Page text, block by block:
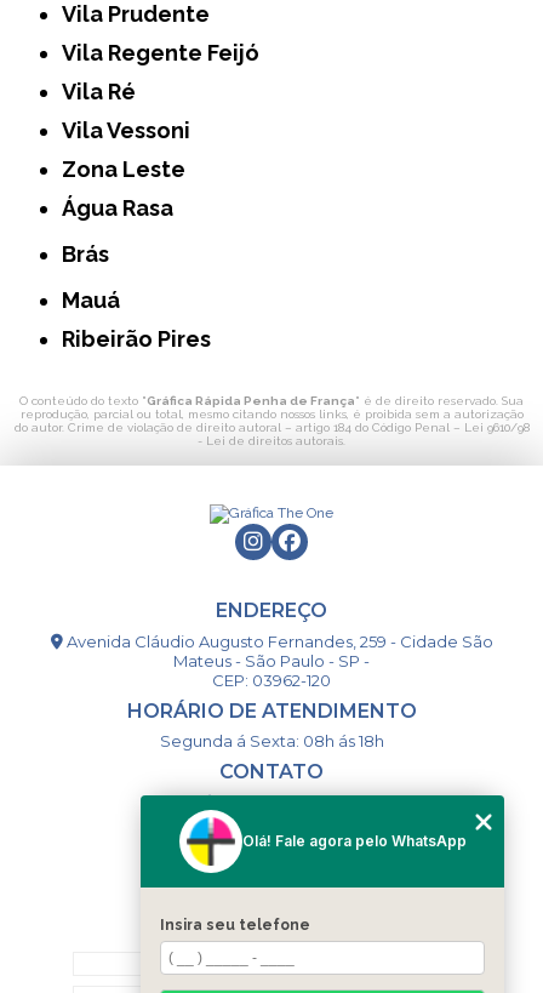
Vila Prudente
Vila Regente Feijó
Vila Ré
Vila Vessoni
Zona Leste
Água Rasa
Brás
Mauá
Ribeirão Pires
O conteúdo do texto "Gráfica Rápida Penha de França" é de direito reservado. Sua
reprodução, parcial ou total, mesmo citando nossos links, é proibida sem a autorização
do autor. Crime de violação de direito autoral – artigo 184 do Código Penal – Lei 9610/98
- Lei de direitos autorais
ENDEREÇO
Avenida Cláudio Augusto Fernandes, 259 - Cidade São
Mateus - São Paulo - SP -
CEP: 03962-120
HORÁRIO DE ATENDIMENTO
Segunda á Sexta: 08h ás 18h
CONTATO
(11) 98993-9556
togsm1@gmail.com
MENU
HOME
Olá! Fale agora pelo WhatsApp
Insira seu telefone